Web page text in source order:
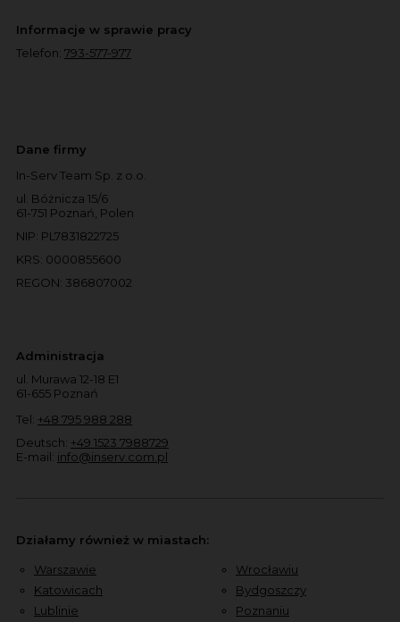
Informacje w sprawie pracy
Telefon: 793-577-977
Dane firmy
In-Serv Team Sp. z o.o.
ul. Bóżnicza 15/6
61-751 Poznań, Polen
NIP: PL7831822725
KRS: 0000855600
REGON: 386807002
Administracja
ul. Murawa 12-18 E1
61-655 Poznań
Tel: +48 795 988 288
Deutsch: +49 1523 7988729
E-mail: info@inserv.com.pl
Działamy również w miastach:
Warszawie
Katowicach
Lublinie
Wrocławiu
Bydgoszczy
Poznaniu